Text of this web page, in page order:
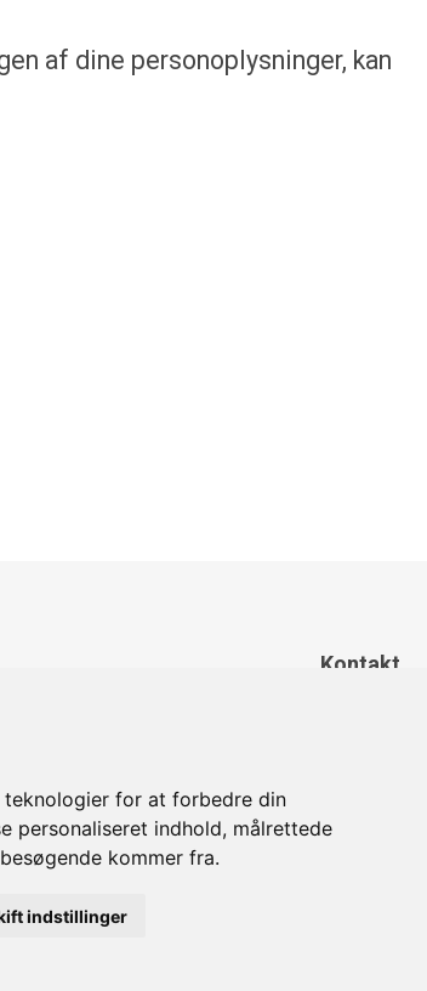
for at forbedre din
personaliseret indhold, målrettede
kommer fra.
indstillinger
af dine personoplysninger, kan
Kontakt
CVR 35405593